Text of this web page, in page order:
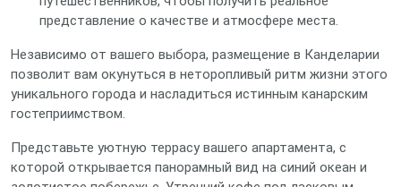
представление о качестве и атмосфере места.
Независимо от вашего выбора, размещение в Канделарии
позволит вам окунуться в неторопливый ритм жизни этого
уникального города и насладиться истинным канарским
гостеприимством.
Представьте уютную террасу вашего апартамента, с
которой открывается панорамный вид на синий океан и